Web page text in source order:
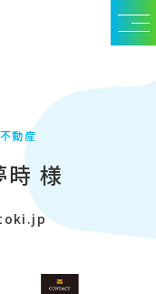
不動産
時 様